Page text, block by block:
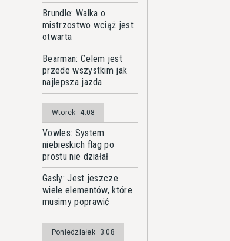
Brundle: Walka o
mistrzostwo wciąż jest
otwarta
Bearman: Celem jest
przede wszystkim jak
najlepsza jazda
Wtorek 4.08
Vowles: System
niebieskich flag po
prostu nie działał
Gasly: Jest jeszcze
wiele elementów, które
musimy poprawić
Poniedziałek 3.08